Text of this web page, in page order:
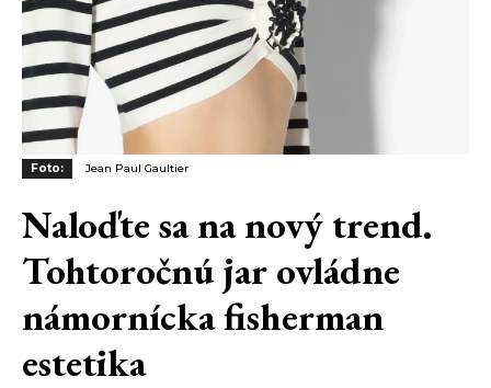
Foto: Jean Paul Gaultier
Naloďte sa na nový trend.
Tohtoročnú jar ovládne
námornícka fisherman
estetika